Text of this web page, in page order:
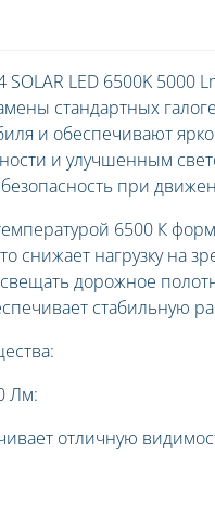
LED 6500K
стандартных
и обеспечивают
и улучшенным
при
6500 К
снижает нагрузку на
дорожное
стабильную
Лм:
отличную